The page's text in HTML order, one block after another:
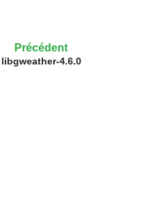
Précédent
libgweather-4.6.0